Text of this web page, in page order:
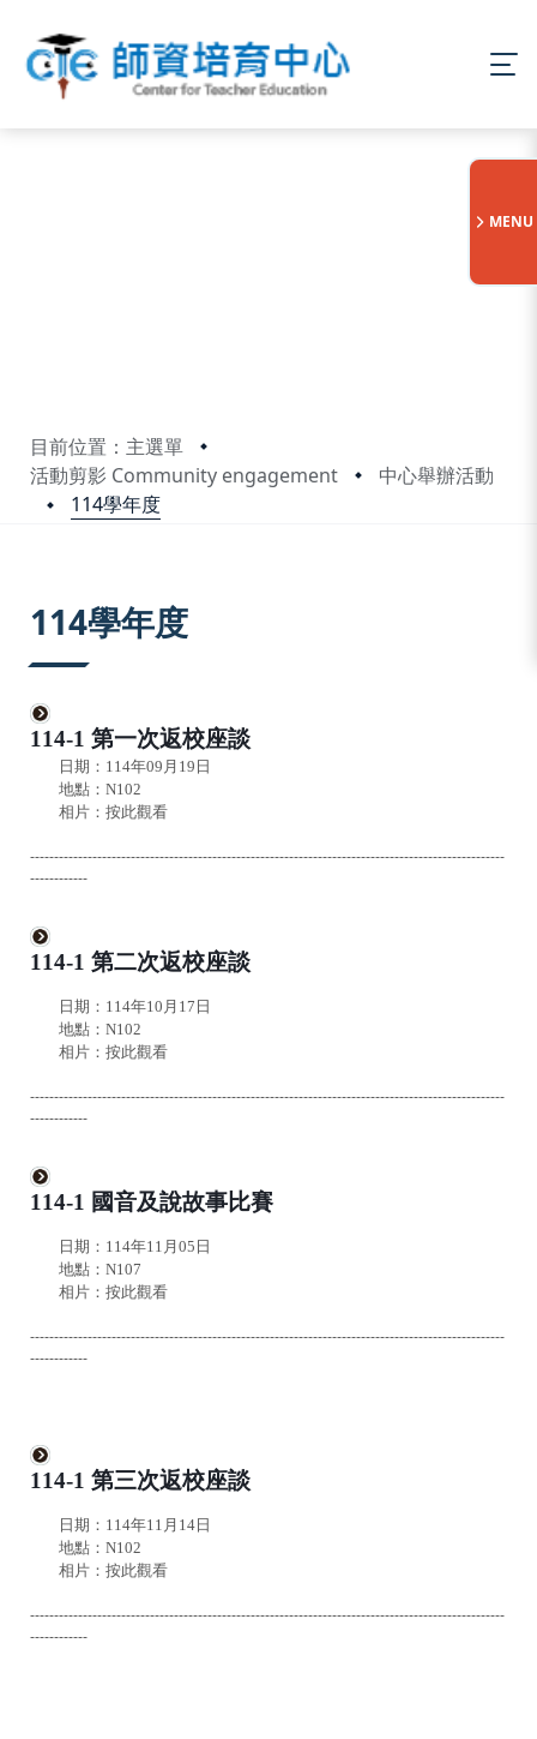
目前位置：主選單
活動剪影 Community engagement
中心舉辦活動
114學年度
MENU
114學年度
114-1 第一次返校座談
日期：114年09月19日
地點：N102
相片： 按此觀看
---------------------------------------------------------------------------------------------------
------------
114-1 第二次返校座談
日期：114年10月17日
地點：N102
相片： 按此觀看
---------------------------------------------------------------------------------------------------
------------
114-1 國音及說故事比賽
日期：114年11月05日
地點：N107
相片： 按此觀看
---------------------------------------------------------------------------------------------------
------------
114-1 第三次返校座談
日期：114年11月14日
地點：N102
相片： 按此觀看
---------------------------------------------------------------------------------------------------
------------